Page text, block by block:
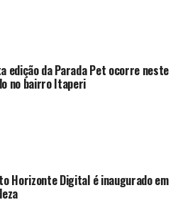
edição da Parada Pet ocorre neste
no bairro Itaperi
Horizonte Digital é inaugurado em